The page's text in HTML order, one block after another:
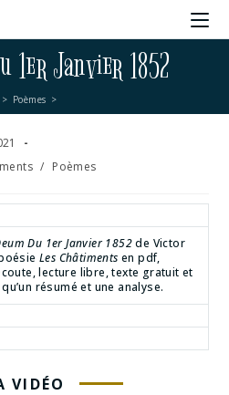
1er Janvier 1852
> Poèmes >
/ Poèmes
Du 1er Janvier 1852de Victor
Les Châtiments en pdf,
lecture libre, texte gratuit et
résumé et une analyse.
VIDÉO